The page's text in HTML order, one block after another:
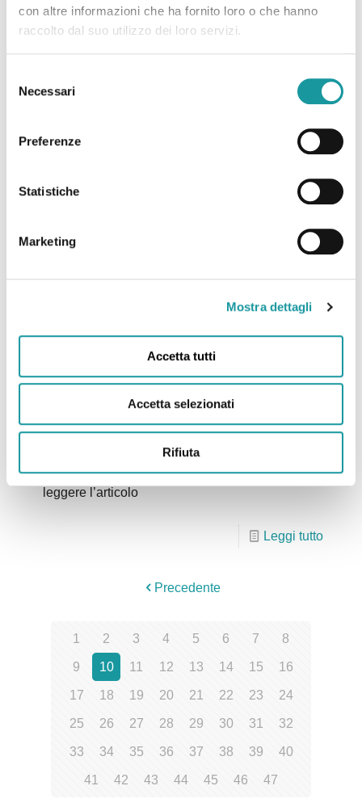
con altre informazioni che ha fornito loro o che hanno
raccolto dal suo utilizzo dei loro servizi.
delNecessari
Preferenze
Statistiche
Marketing
Mostra dettagli
Accetta tutti
Accetta selezionati
Rifiuta
giochi di Ageop Ricerca , Clicca qui per leggere
l’articolo
oncologia ha bisogno di noi!
giochi di Ageop Ricerca , Clicca qui per leggere
Leggi tutto
14.08.2024 – L’Ageop Bologna lancia l’appello:
“Abbiamo finito i giochi: donate bambole, dinosauri
L’articolo di “il Resto del Carlino” sull’appello di
raccolta giochi di Ageop Ricerca , Clicca qui per
leggere l’articolo
Leggi tutto
Precedente
1 2 3 4 5 6 7 8
9 10 11 12 13 14 15 16
17 18 19 20 21 22 23 24
25 26 27 28 29 30 31 32
33 34 35 36 37 38 39 40
41 42 43 44 45 46 47